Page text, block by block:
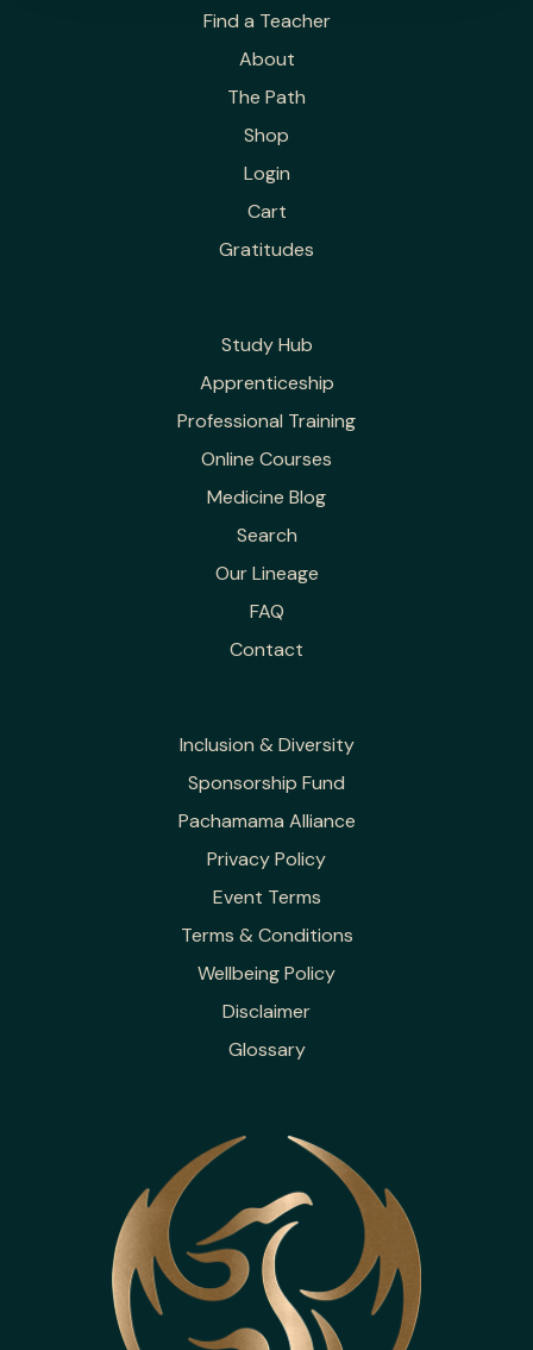
Find a Teacher
About
The Path
Shop
Login
Cart
Gratitudes
Study Hub
Apprenticeship
Professional Training
Online Courses
Medicine Blog
Search
Our Lineage
FAQ
Contact
Inclusion & Diversity
Sponsorship Fund
Pachamama Alliance
Privacy Policy
Event Terms
Terms & Conditions
Wellbeing Policy
Disclaimer
Glossary